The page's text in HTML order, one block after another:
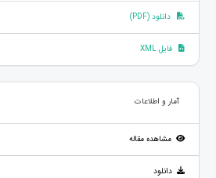
دانلود (PDF)
فایل XML
آمار و اطلاعات
مشاهده مقاله
دانلود